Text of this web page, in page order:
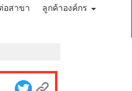
อสาขา
ลูกค้าองค์กร